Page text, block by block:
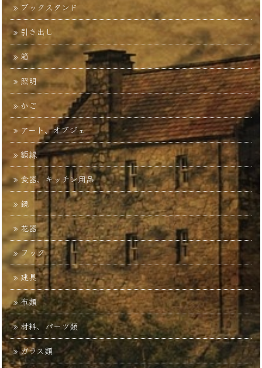
ブックスタンド
引き出し
箱
照明
かご
アート、オブジェ
額縁
食器、キッチン用品
鏡
花器
フック
建具
布類
材料、パーツ類
ガラス類